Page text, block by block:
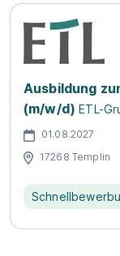
Ausbildung
(m/w/d) ETL-
01.08.2027
17268 Templin